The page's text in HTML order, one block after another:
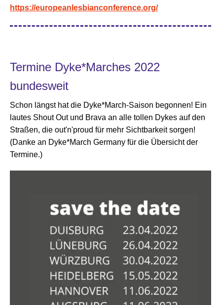
https://europeanlesbianconference.org/
Termine Dyke*Marches 2022
bundesweit
Schon längst hat die Dyke*March-Saison begonnen! Ein
lautes Shout Out und Brava an alle tollen Dykes auf den
Straßen, die out'n'proud für mehr Sichtbarkeit sorgen!
(Danke an Dyke*March Germany für die Übersicht der
Termine.)